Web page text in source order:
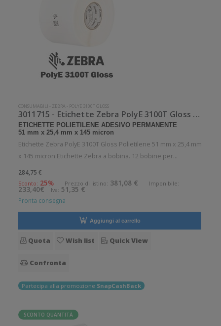
CONSUMABILI - ZEBRA - POLYE 3100T GLOSS
3011715 - Etichette Zebra PolyE 3100T Gloss Polietilene
ETICHETTE POLIETILENE ADESIVO PERMANENTE
51 mm x 25,4 mm x 145 micron
Etichette Zebra PolyE 3100T Gloss Polietilene 51 mm x 25,4 mm
x 145 micron Etichette Zebra a bobina. 12 bobine per
confezione. 2395 etichette per bobina. Etichette in polietilene
con adesivo permanente. Diametro interno: 25 mm. Diametro
esterno: 127
284,75 €
Sconto: 25% Prezzo di listino: 381,08 € Imponibile:
233,40€ Iva: 51,35 €
Pronta consegna
Aggiungi al carrello
Quota Wish list Quick View
Confronta
Partecipa alla promozione SnapCashBack
SCONTO QUANTITÀ